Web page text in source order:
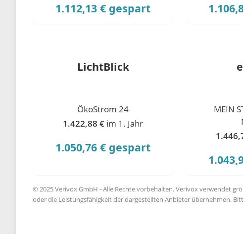
1.112,13 € gespart
LichtBlick
ÖkoStrom 24
1.422,88 € im 1. Jahr
1.050,76 € gespart
MEIN
© 2025 Verivox GmbH - Alle Rechte vorbehalten. Verivox verwendet
oder die Leistungsfähigkeit der dargestellten Anbieter übernehmen.